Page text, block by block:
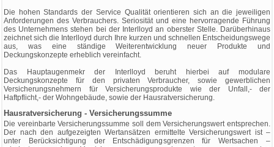
Die hohen Standards der Service Qualität orientieren sich an die jeweiligen
Anforderungen des Verbrauchers. Seriosität und eine hervorragende Führung
des Unternehmens stehen bei der Interlloyd an oberster Stelle. Darüberhinaus
zeichnet sich die Interlloyd durch Ihre kurzen und schnellen Entscheidungswege
aus, was eine ständige Weiterentwicklung neuer Produkte und
Deckungskonzepte erheblich vereinfacht.
Das Hauptaugenmekr der Interlloyd beruht hierbei auf modulare
Deckungskonzepte für den privaten Verbraucher, sowie gewerblichen
Versicherungsnehmern für Versicherungsprodukte wie der Unfall,- der
Haftpflicht,- der Wohngebäude, sowie der Hausratversicherung.
Hausratversicherung - Versicherungssumme
Die vereinbarte Versicherungssumme soll dem Versicherungswert entsprechen.
Der nach den aufgezeigten Wertansätzen ermittelte Versicherungswert ist –
unter Berücksichtigung der Entschädigungsgrenzen für Wertsachen –